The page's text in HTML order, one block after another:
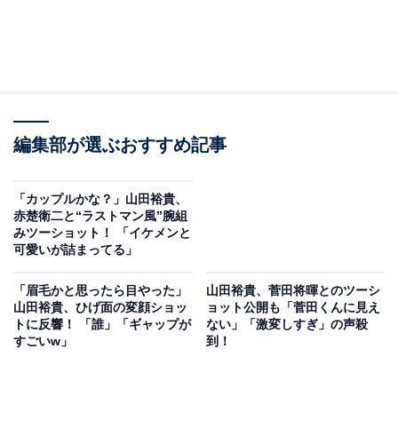
編集部が選ぶおすすめ記事
「カップルかな？」山田裕貴、
赤楚衛二と“ラストマン風”腕組
みツーショット！ 「イケメンと
可愛いが詰まってる」
「眉毛かと思ったら目やった」
山田裕貴、ひげ面の変顔ショッ
トに反響！ 「誰」「ギャップが
すごいw」
山田裕貴、菅田将暉とのツーシ
ョット公開も「菅田くんに見え
ない」「激変しすぎ」の声殺
到！